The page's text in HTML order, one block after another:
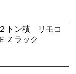
トン積 リモコ
Ｚラック